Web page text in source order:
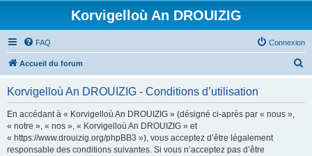
Korvigelloù An DROUIZIG
FAQ Connexion
Accueil du forum
Korvigelloù An DROUIZIG - Conditions d’utilisation
En accédant à « Korvigelloù An DROUIZIG » (désigné ci-après par « nous »,
« notre », « nos », « Korvigelloù An DROUIZIG » et
« https://www.drouizig.org/phpBB3 »), vous acceptez d’être légalement
responsable des conditions suivantes. Si vous n’acceptez pas d’être